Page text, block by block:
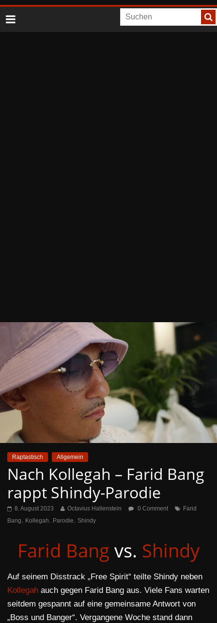
Raptastisch Allgemein
Nach Kollegah – Farid Bang
rappt Shindy-Parodie
8. August 2023 Octavius Hallenstein 0 Comment
Farid
Bang, Kollegah, Parodie, Shindy
Farid Bang vs. Shindy
Auf seinem Disstrack „Free Spirit“ teilte Shindy neben
Kollegah auch gegen Farid Bang aus. Viele Fans warten
seitdem gespannt auf eine gemeinsame Antwort von
„Boss und Banger“. Vergangene Woche stand dann